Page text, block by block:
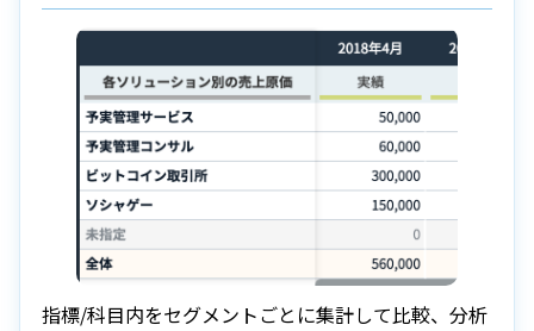
指標/科目内をセグメントごとに集計して比較、分析